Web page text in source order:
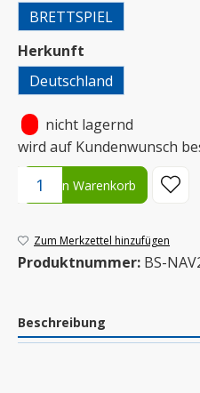
BRETTSPIEL
Herkunft
Deutschland
nicht lagernd
wird auf Kundenwunsch
Produkt Anzahl: Gib den
In den Warenkorb
Zum Merkzettel hinzufügen
Produktnummer: BS-
Beschreibung